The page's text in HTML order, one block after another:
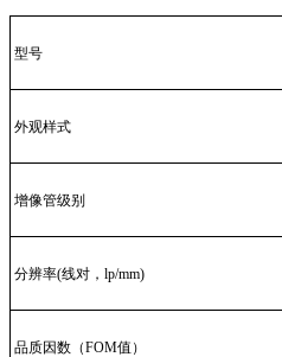
型号
外观样式
增像管级别
分辨率(线对，lp/mm)
品质因数（FOM值）